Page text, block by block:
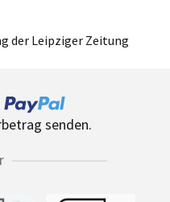
der Leipziger Zeitung
senden.